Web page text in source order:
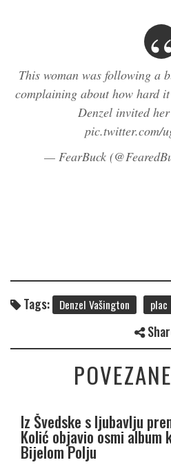
This woman was following a
complaining about how hard
Denzel invited
pic.twitter.com/
— FearBuck
Tags: Denzel Vašington plac
Iz Švedske s ljubavlju
Kolić objavio osmi album
Bijelom Polju